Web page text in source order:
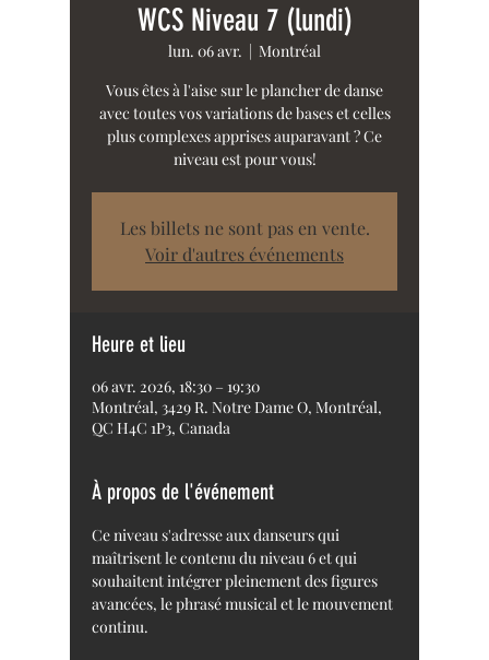
WCS Niveau 7 (lundi)
lun. 06 avr.
  |
Montréal
Vous êtes à l'aise sur le plancher de danse
avec toutes vos variations de bases et celles
plus complexes apprises auparavant ? Ce
niveau est pour vous!
Les billets ne sont pas en vente.
Voir d'autres événements
Heure et lieu
06 avr. 2026, 18:30 – 19:30
Montréal, 3429 R. Notre Dame O, Montréal,
QC H4C 1P3, Canada
À propos de l'événement
Ce niveau s'adresse aux danseurs qui
maîtrisent le contenu du niveau 6 et qui
souhaitent intégrer pleinement des figures
avancées, le phrasé musical et le mouvement
continu.